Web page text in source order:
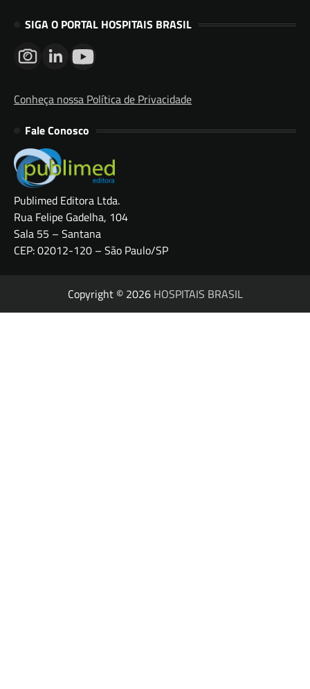
SIGA O PORTAL HOSPITAIS BRASIL
Conheça nossa Política de Privacidade
Fale Conosco
Publimed Editora Ltda.
Rua Felipe Gadelha, 104
Sala 55 – Santana
CEP: 02012-120 – São Paulo/SP
Copyright © 2026 HOSPITAIS BRASIL